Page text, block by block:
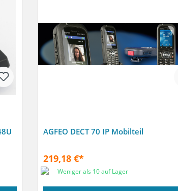
AGFEO DECT 70 IP Mobilteil
219,18 €*
Weniger als 10 auf Lager